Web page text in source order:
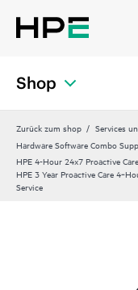
Shop
Zurück zum shop Services
Hardware Software Combo
HPE 4-Hour 24x7 Proactive
HPE 3 Year Proactive Care
Service